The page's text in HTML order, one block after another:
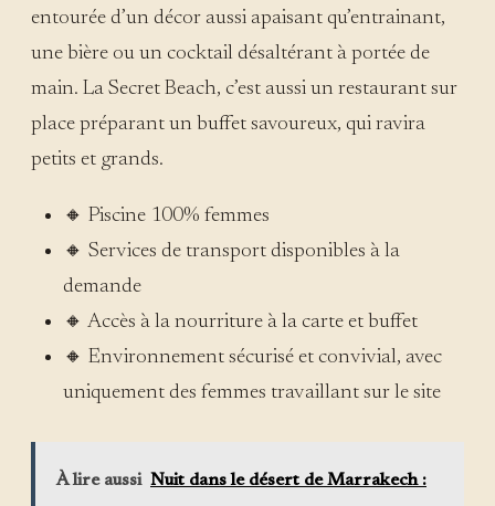
entourée d’un décor aussi apaisant qu’entrainant,
une bière ou un cocktail désaltérant à portée de
main. La Secret Beach, c’est aussi un restaurant sur
place préparant un buffet savoureux, qui ravira
petits et grands.
🔸 Piscine 100% femmes
🔸 Services de transport disponibles à la
demande
🔸 Accès à la nourriture à la carte et buffet
🔸 Environnement sécurisé et convivial, avec
uniquement des femmes travaillant sur le site
À lire aussi Nuit dans le désert de Marrakech :